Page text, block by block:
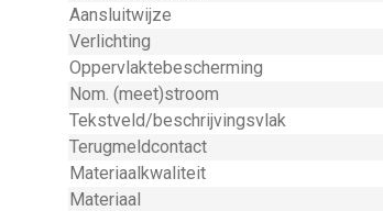
Aansluitwijze
Verlichting
Oppervlaktebescherming
Nom. (meet)stroom
Tekstveld/beschrijvingsvlak
Terugmeldcontact
Materiaalkwaliteit
Materiaal